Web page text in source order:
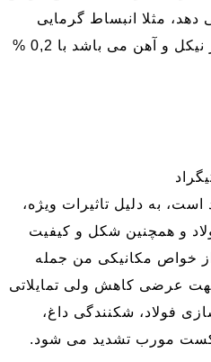
دهد، مثلا انبساط گرمایی
پایین (مثل اینوار، Invar آلیاژ نیکل و آهن می باشد با 0,2 %
به دلیل تاثیرات ویژه،
و همچنین شکل و کیفیت
خواص مکانیکی من جمله
عرضی کاهش ولی تمایلاتی
فولاد، شکنندگی داغ،
مورب تشدید می شود.